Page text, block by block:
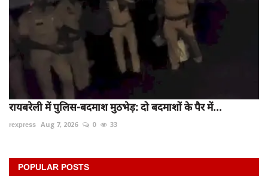
रायबरेली में पुलिस-बदमाश मुठभेड़: दो बदमाशों के पैर में...
rexpress Aug 7, 2026 0 33
POPULAR POSTS